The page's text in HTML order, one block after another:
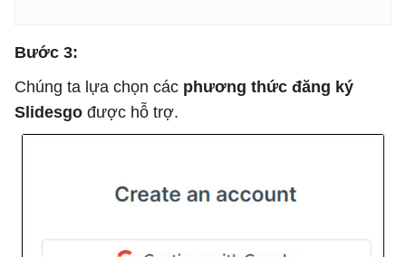
Bước 3:
Chúng ta lựa chọn các phương thức đăng ký
Slidesgo được hỗ trợ.